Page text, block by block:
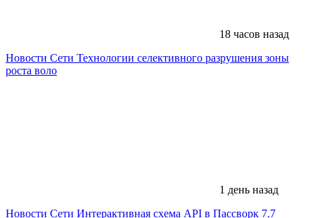
18 часов назад
Новости Сети Технологии селективного разрушения зоны
роста воло
1 день назад
Новости Сети Интерактивная схема API в Пассворк 7.7